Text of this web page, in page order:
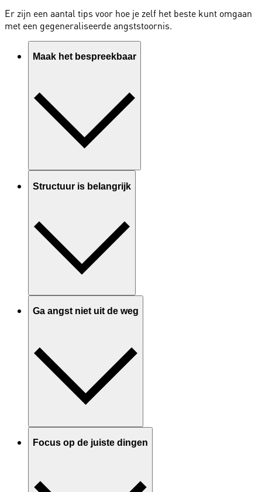
Er zijn een aantal tips voor hoe je zelf het beste kunt omgaan
met een gegeneraliseerde angststoornis.
Maak het bespreekbaar
Structuur is belangrijk
Ga angst niet uit de weg
Focus op de juiste dingen